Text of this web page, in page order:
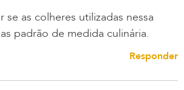
se as colheres utilizadas nessa
padrão de medida culinária.
Responder